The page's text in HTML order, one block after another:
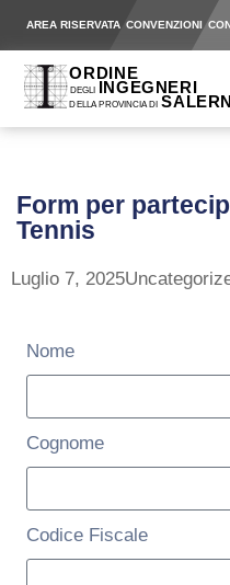
AREA RISERVATA CONVENZIONI
Form per
Tennis
Luglio 7, 2025
Nome
Cognome
Codice Fiscale